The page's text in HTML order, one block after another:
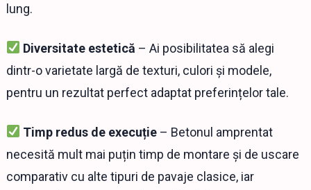
lung.
Diversitate estetică – Ai posibilitatea să alegi
dintr-o varietate largă de texturi, culori și modele,
pentru un rezultat perfect adaptat preferințelor tale.
Timp redus de execuție – Betonul amprentat
necesită mult mai puțin timp de montare și de uscare
comparativ cu alte tipuri de pavaje clasice, iar